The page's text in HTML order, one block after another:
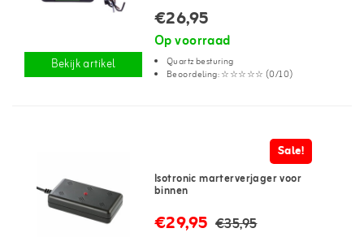
Bekijk artikel
€26,95
Op voorraad
Quartz besturing
Beoordeling: ☆☆☆☆☆ (0/10)
Sale!
Isotronic marterverjager voor
binnen
€29,95 €35,95